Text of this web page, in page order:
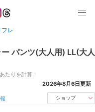
フレ
パンツ(大人用) LL(大人
たりを計算！
2026年8月6日更新
ショップ